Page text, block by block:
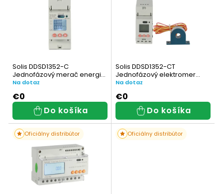
r
o
d
u
k
s
p
o
d
Solis DDSD1352-C
Jednofázový merač energie
(Vstavaný CT)
Na dotaz
€0
Do košíka
Solis DDSD1352-CT
Jednofázový elektromer
(Externý CT)
Na dotaz
€0
Do košíka
Oficiálny distribútor Oficiálny distribútor